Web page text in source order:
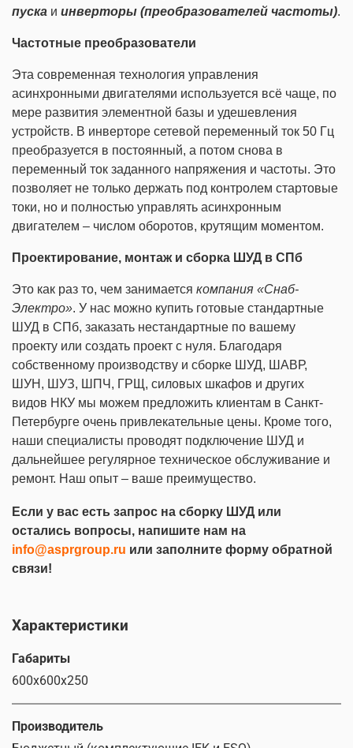
пуска и инверторы (преобразователей частоты).
Частотные преобразователи
Эта современная технология управления
асинхронными двигателями используется всё чаще, по
мере развития элементной базы и удешевления
устройств. В инверторе сетевой переменный ток 50 Гц
преобразуется в постоянный, а потом снова в
переменный ток заданного напряжения и частоты. Это
позволяет не только держать под контролем стартовые
токи, но и полностью управлять асинхронным
двигателем – числом оборотов, крутящим моментом.
Проектирование, монтаж и сборка ШУД в СПб
Это как раз то, чем занимается компания «Снаб-
Электро». У нас можно купить готовые стандартные
ШУД в СПб, заказать нестандартные по вашему
проекту или создать проект с нуля. Благодаря
собственному производству и сборке ШУД, ШАВР,
ШУН, ШУЗ, ШПЧ, ГРЩ, силовых шкафов и других
видов НКУ мы можем предложить клиентам в Санкт-
Петербурге очень привлекательные цены. Кроме того,
наши специалисты проводят подключение ШУД и
дальнейшее регулярное техническое обслуживание и
ремонт. Наш опыт – ваше преимущество.
Если у вас есть запрос на сборку ШУД или
остались вопросы, напишите нам на
info@asprgroup.ru или заполните форму обратной
связи!
Характеристики
Габариты
600х600х250
Производитель